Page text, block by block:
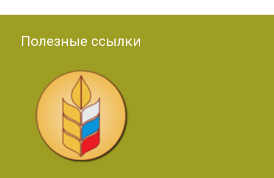
Полезные ссылки